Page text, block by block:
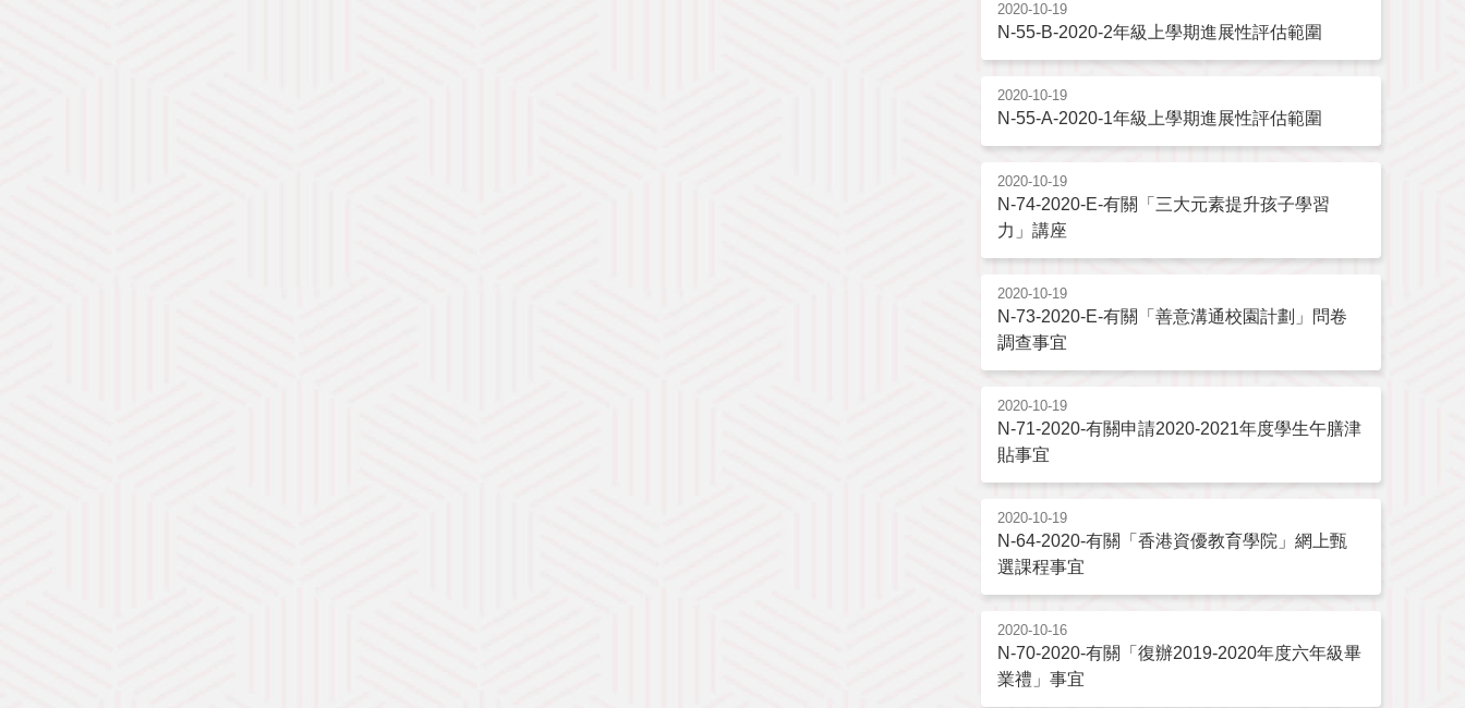
2020-10-19
N-55-B-2020-2年級上學期進展性評估範圍
2020-10-19
N-55-A-2020-1年級上學期進展性評估範圍
2020-10-19
N-74-2020-E-有關「三大元素提升孩子學習
力」講座
2020-10-19
N-73-2020-E-有關「善意溝通校園計劃」問卷
調查事宜
2020-10-19
N-71-2020-有關申請2020-2021年度學生午膳津
貼事宜
2020-10-19
N-64-2020-有關「香港資優教育學院」網上甄
選課程事宜
2020-10-16
N-70-2020-有關「復辦2019-2020年度六年級畢
業禮」事宜